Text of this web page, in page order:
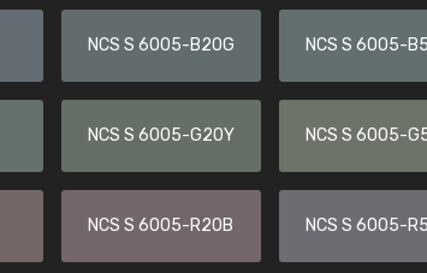
NCS S 6005-B20G NCS S 6005-
NCS S 6005-G20Y NCS S 6005-
NCS S 6005-R20B NCS S 6005-